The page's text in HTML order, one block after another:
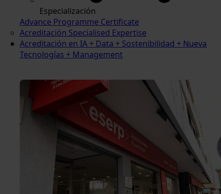
Especialización
Advance Programme Certificate
Acreditación Specialised Expertise
Acreditación en IA + Data + Sostenibilidad + Nueva
Tecnologías + Management